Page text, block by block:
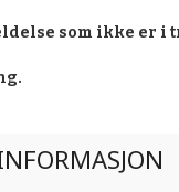
som ikke er i